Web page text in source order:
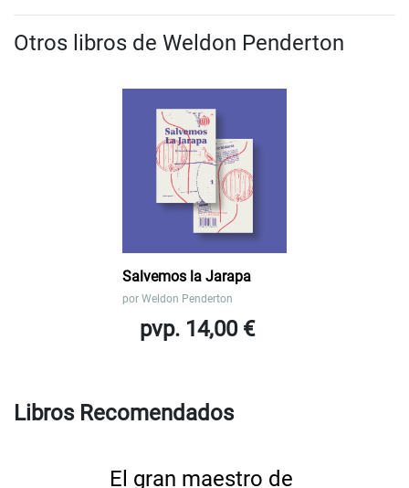
Otros libros de Weldon Penderton
Salvemos la Jarapa
por Weldon Penderton
pvp. 14,00 €
Libros Recomendados
El gran maestro de